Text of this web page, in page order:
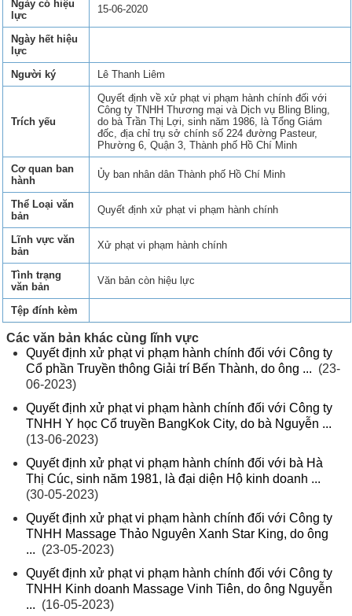
Ngày có hiệu
lực
15-06-2020
Ngày hết hiệu
lực
Người ký
Lê Thanh Liêm
Trích yếu
Quyết định về xử phạt vi phạm hành chính đối với
Công ty TNHH Thương mại và Dịch vụ Bling Bling,
do bà Trần Thị Lợi, sinh năm 1986, là Tổng Giám
đốc, địa chỉ trụ sở chính số 224 đường Pasteur,
Phường 6, Quận 3, Thành phố Hồ Chí Minh
Cơ quan ban
hành
Ủy ban nhân dân Thành phố Hồ Chí Minh
Thể Loại văn
bản
Quyết định xử phạt vi phạm hành chính
Lĩnh vực văn
bản
Xử phạt vi phạm hành chính
Tình trạng
văn bản
Văn bản còn hiệu lực
Tệp đính kèm
Các văn bản khác cùng lĩnh vực
Quyết định xử phạt vi phạm hành chính đối với Công ty
Cổ phần Truyền thông Giải trí Bến Thành, do ông ... (23-
06-2023)
Quyết định xử phạt vi phạm hành chính đối với Công ty
TNHH Y học Cổ truyền BangKok City, do bà Nguyễn ...
(13-06-2023)
Quyết định xử phạt vi phạm hành chính đối với bà Hà
Thị Cúc, sinh năm 1981, là đại diện Hộ kinh doanh ...
(30-05-2023)
Quyết định xử phạt vi phạm hành chính đối với Công ty
TNHH Massage Thảo Nguyên Xanh Star King, do ông
... (23-05-2023)
Quyết định xử phạt vi phạm hành chính đối với Công ty
TNHH Kinh doanh Massage Vinh Tiên, do ông Nguyễn
... (16-05-2023)